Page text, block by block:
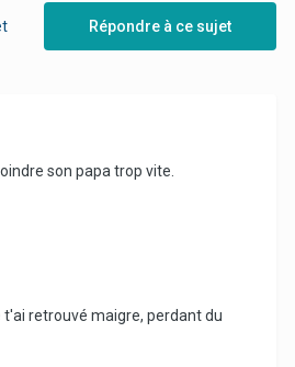
Répondre à ce sujet
son papa trop vite.
retrouvé maigre, perdant du